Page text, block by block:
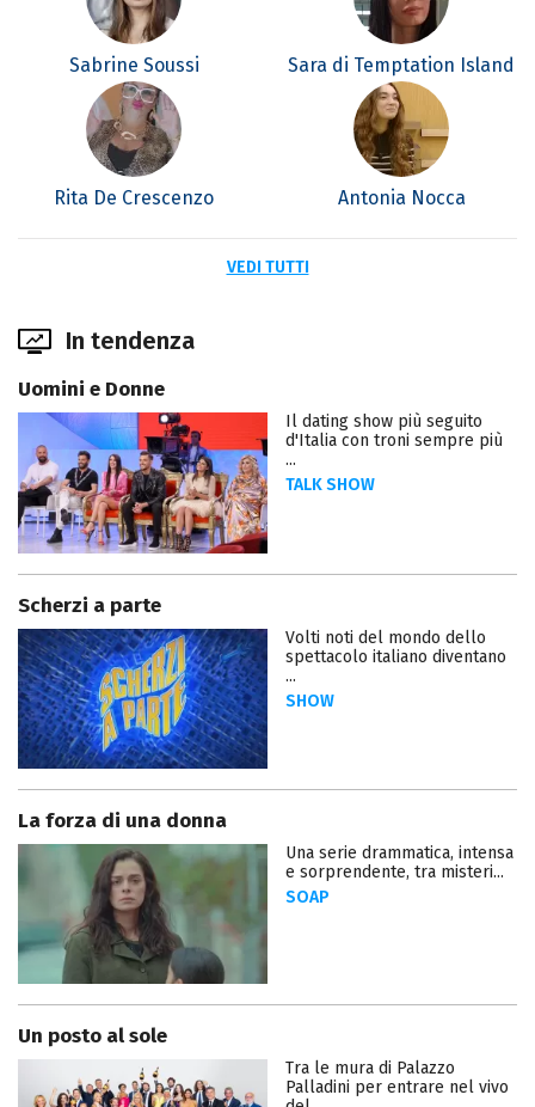
Sabrine Soussi Sara di Temptation Island
Rita De Crescenzo Antonia Nocca
VEDI TUTTI
In tendenza
Uomini e Donne
Il dating show più seguito
d'Italia con troni sempre più
...
TALK SHOW
Scherzi a parte
Volti noti del mondo dello
spettacolo italiano diventano
...
SHOW
La forza di una donna
Una serie drammatica, intensa
e sorprendente, tra misteri...
SOAP
Un posto al sole
Tra le mura di Palazzo
Palladini per entrare nel vivo